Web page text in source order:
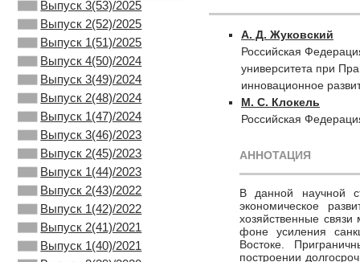
Выпуск 3(53)/2025
Выпуск 2(52)/2025
Выпуск 1(51)/2025
Выпуск 4(50)/2024
Выпуск 3(49)/2024
Выпуск 2(48)/2024
Выпуск 1(47)/2024
Выпуск 3(46)/2023
Выпуск 2(45)/2023
Выпуск 1(44)/2023
Выпуск 2(43)/2022
Выпуск 1(42)/2022
Выпуск 2(41)/2021
Выпуск 1(40)/2021
А. Д. Жуковский
Российская
университета при
инновационное
М. С. Клокель
Российская
АННОТАЦИЯ
В данной научной
экономическое
хозяйственные
фоне усиления
Востоке.
построении